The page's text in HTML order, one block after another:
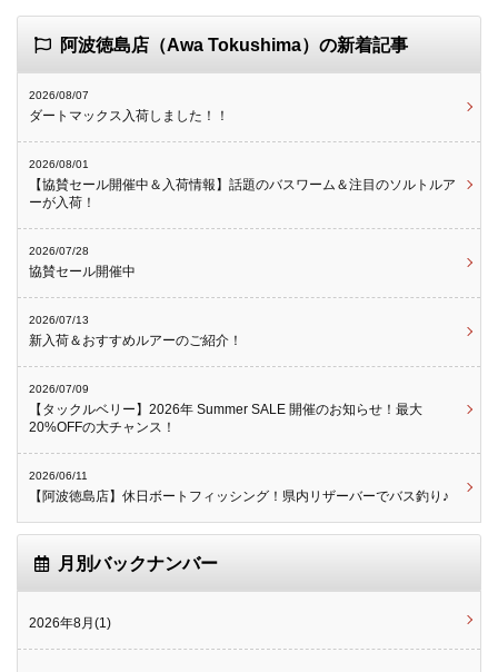
阿波徳島店（Awa Tokushima）の新着記事
2026/08/07
ダートマックス入荷しました！！
2026/08/01
【協賛セール開催中＆入荷情報】話題のバスワーム＆注目のソルトルア
ーが入荷！
2026/07/28
協賛セール開催中
2026/07/13
新入荷＆おすすめルアーのご紹介！
2026/07/09
【タックルベリー】2026年 Summer SALE 開催のお知らせ！最大
20%OFFの大チャンス！
2026/06/11
【阿波徳島店】休日ボートフィッシング！県内リザーバーでバス釣り♪
月別バックナンバー
2026年8月(1)